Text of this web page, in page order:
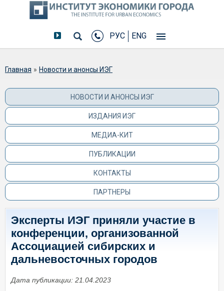
РУС ENG
Вы здесь
Главная » Новости и анонсы ИЭГ
НОВОСТИ И АНОНСЫ ИЭГ
ИЗДАНИЯ ИЭГ
МЕДИА-КИТ
ПУБЛИКАЦИИ
КОНТАКТЫ
ПАРТНЕРЫ
Эксперты ИЭГ приняли участие в
конференции, организованной
Ассоциацией сибирских и
дальневосточных городов
Дата публикации: 21.04.2023